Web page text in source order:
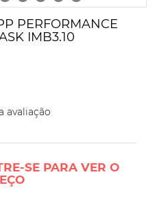
PERFORMANCE
IMB3.10
avaliação
SE PARA VER O